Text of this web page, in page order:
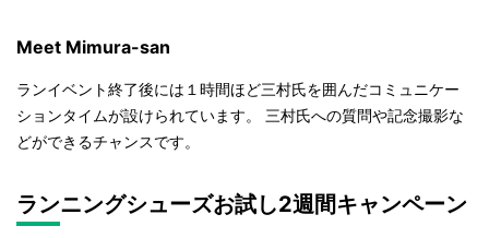
Meet Mimura-san
ランイベント終了後には１時間ほど三村氏を囲んだコミュニケー
ションタイムが設けられています。 三村氏への質問や記念撮影な
どができるチャンスです。
ランニングシューズお試し2週間キャンペーン